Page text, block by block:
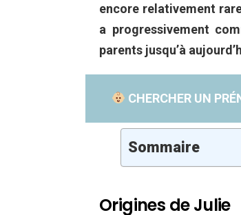
encore relativement
a progressivement
parents jusqu’à
CHERCHER UN
Sommaire
Origines de Julie